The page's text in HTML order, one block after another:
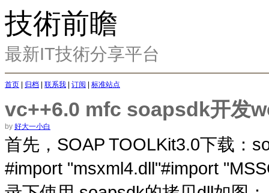
技術前瞻
最新IT技術分享平台
首页 归档 联系我 订阅 标准站点
vc++6.0 mfc soapsdk开发
by 好大一小白
首先，SOAP TOOLKit3.0下载：
#import "msxml4.dll"#import